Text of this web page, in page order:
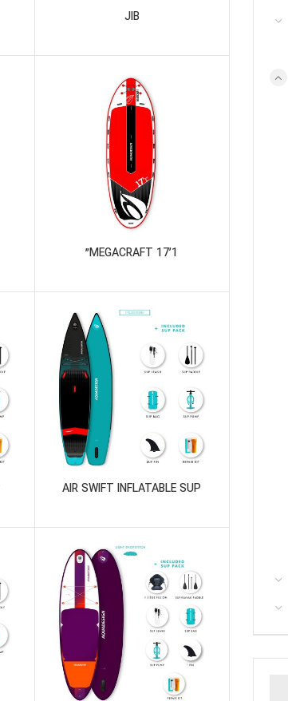
JIB
MEGACRAFT 17’1”
AIR SWIFT INFLATABLE SUP